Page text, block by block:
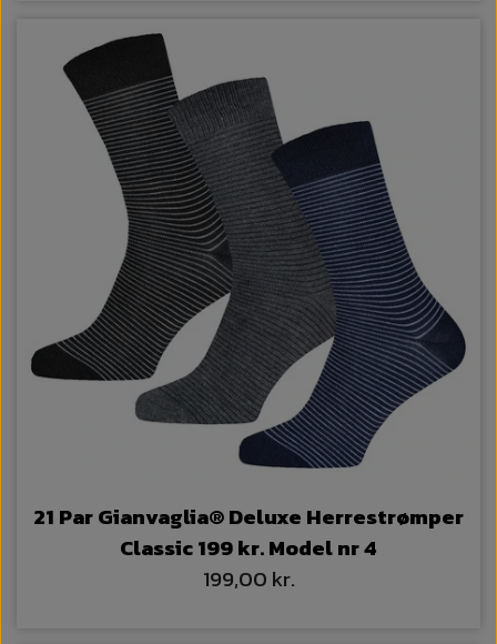
21 Par Gianvaglia® Deluxe Herrestrømper
Classic 199 kr. Model nr 4
199,00 kr.